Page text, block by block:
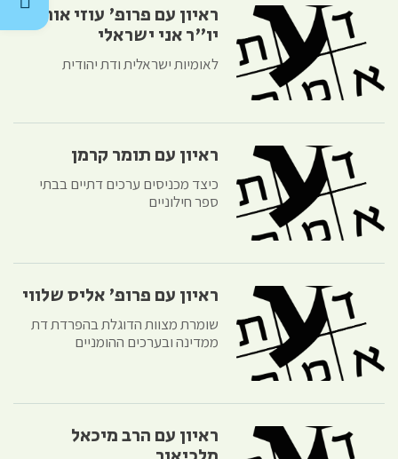
ראיון עם פרופ' עוזי אורנן
יו"ר אני ישראלי
לאומיות ישראלית ודת יהודית
ראיון עם תומר קרמן
כיצד מכניסים ערכים דתיים בבתי
ספר חילוניים
ראיון עם פרופ' אליס שלווי
שומרת מצוות הדוגלת בהפרדת דת
ממדינה ובערכים ההומניים
ראיון עם הרב מיכאל